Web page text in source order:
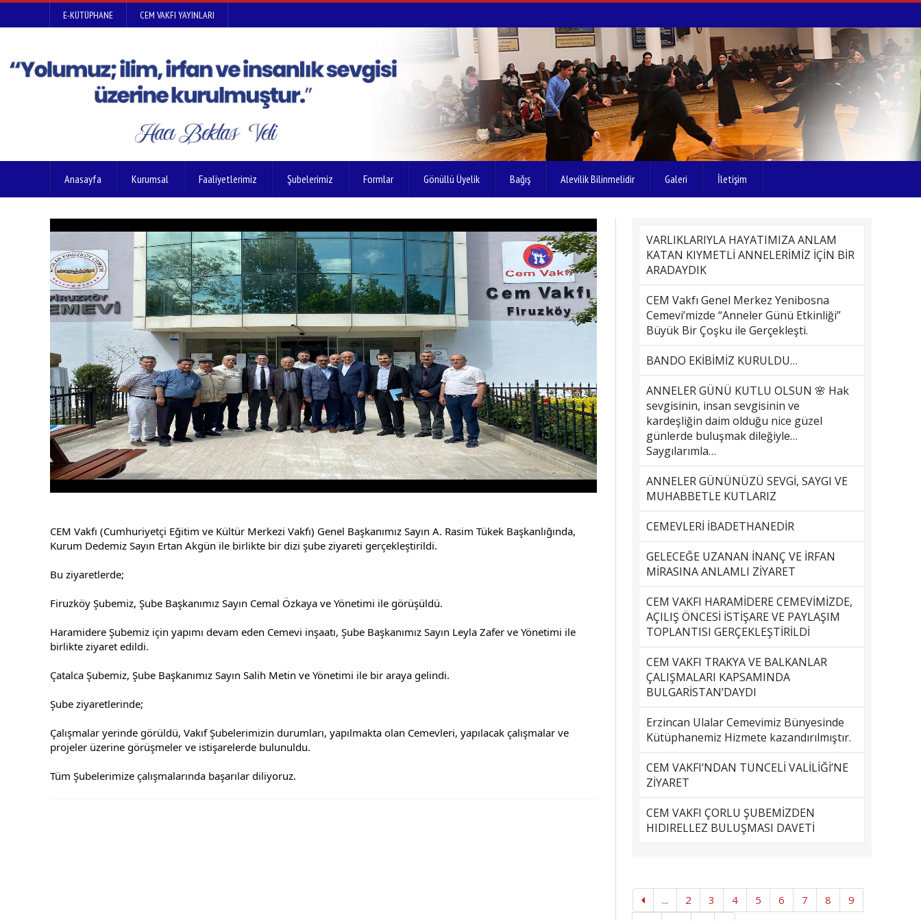
E-KÜTÜPHANE CEM VAKFI YAYINLARI
Anasayfa Kurumsal Faaliyetlerimiz Şubelerimiz Formlar Gönüllü Üyelik Bağış Alevilik Bilinmelidir Galeri İletişim
CEM Vakfı (Cumhuriyetçi Eğitim ve Kültür Merkezi Vakfı) Genel Başkanımız Sayın A. Rasim Tükek Başkanlığında,
Kurum Dedemiz Sayın Ertan Akgün ile birlikte bir dizi şube ziyareti gerçekleştirildi.
Bu ziyaretlerde;
Firuzköy Şubemiz, Şube Başkanımız Sayın Cemal Özkaya ve Yönetimi ile görüşüldü.
Haramidere Şubemiz için yapımı devam eden Cemevi inşaatı, Şube Başkanımız Sayın Leyla Zafer ve Yönetimi ile
birlikte ziyaret edildi.
Çatalca Şubemiz, Şube Başkanımız Sayın Salih Metin ve Yönetimi ile bir araya gelindi.
Şube ziyaretlerinde;
Çalışmalar yerinde görüldü, Vakıf Şubelerimizin durumları, yapılmakta olan Cemevleri, yapılacak çalışmalar ve
projeler üzerine görüşmeler ve istişarelerde bulunuldu.
Tüm Şubelerimize çalışmalarında başarılar diliyoruz.
VARLIKLARIYLA HAYATIMIZA ANLAM
KATAN KIYMETLİ ANNELERİMİZ İÇİN BİR
ARADAYDIK
CEM Vakfı Genel Merkez Yenibosna
Cemevi’mizde “Anneler Günü Etkinliği”
Büyük Bir Çoşku ile Gerçekleşti.
BANDO EKİBİMİZ KURULDU…
ANNELER GÜNÜ KUTLU OLSUN 🌸 Hak
sevgisinin, insan sevgisinin ve
kardeşliğin daim olduğu nice güzel
günlerde buluşmak dileğiyle…
Saygılarımla…
ANNELER GÜNÜNÜZÜ SEVGİ, SAYGI VE
MUHABBETLE KUTLARIZ
CEMEVLERİ İBADETHANEDİR
GELECEĞE UZANAN İNANÇ VE İRFAN
MİRASINA ANLAMLI ZİYARET
CEM VAKFI HARAMİDERE CEMEVİMİZDE,
AÇILIŞ ÖNCESİ İSTİŞARE VE PAYLAŞIM
TOPLANTISI GERÇEKLEŞTİRİLDİ
CEM VAKFI TRAKYA VE BALKANLAR
ÇALIŞMALARI KAPSAMINDA
BULGARİSTAN’DAYDI
Erzincan Ulalar Cemevimiz Bünyesinde
Kütüphanemiz Hizmete kazandırılmıştır.
CEM VAKFI’NDAN TUNCELİ VALİLİĞİ’NE
ZİYARET
CEM VAKFI ÇORLU ŞUBEMİZDEN
HIDIRELLEZ BULUŞMASI DAVETİ
... 2 3 4 5 6 7 8
9